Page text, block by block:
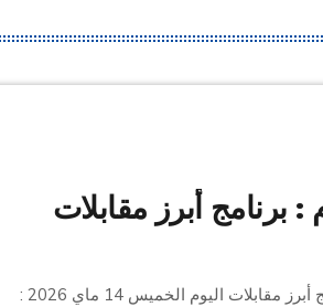
: برنامج أبرز مقابلات
في ما يلي برنامج أبرز مقابلات اليوم الخميس 14 ماي 2026 :